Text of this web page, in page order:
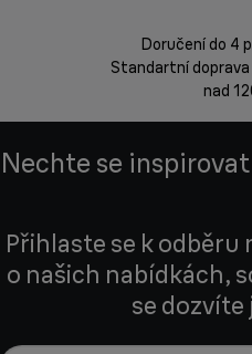
Doručení do 4
Standartní
nad
Nechte se
Přihlaste se k
o našich nabídkách,
se dozvíte